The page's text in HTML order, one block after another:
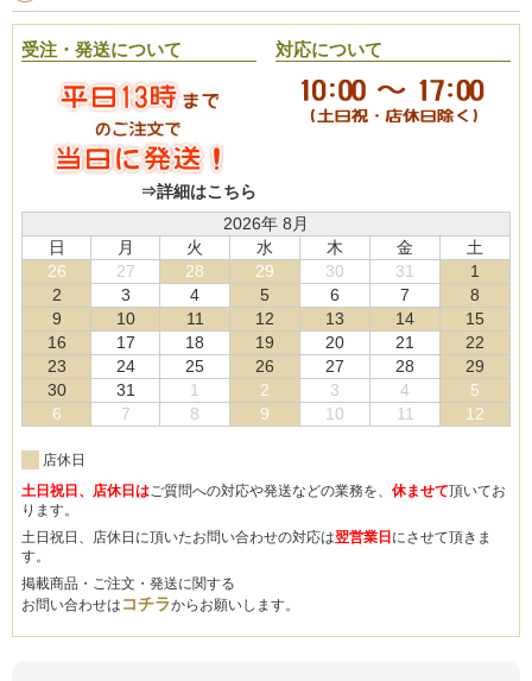
受注・発送について
⇒詳細はこちら
対応について
2026年 8月
日
月 火 水 木 金
土
26
27 28 29 30 31
1
2
3 4 5 6 7
8
9
10 11 12 13 14
15
16
17 18 19 20 21
22
23
24 25 26 27 28
29
30
31 1 2 3 4
5
6
7 8 9 10 11 12
店休日
土日祝日、店休日はご質問への対応や発送などの業務を、 休ませて頂いてお
ります。
土日祝日、店休日に頂いたお問い合わせの対応は翌営業日 にさせて頂きま
す。
掲載商品・ご注文・発送に関する
お問い合わせは コチラからお願いします。